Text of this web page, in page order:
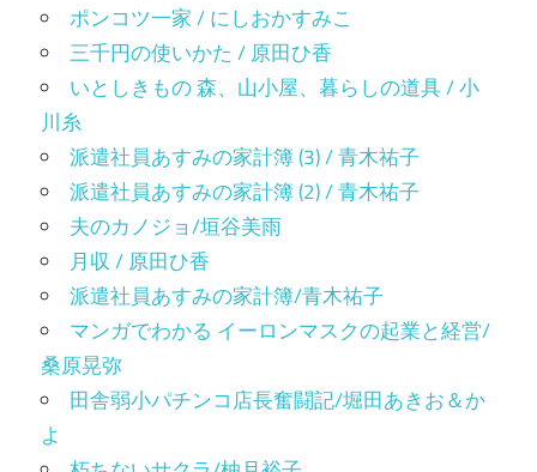
ポンコツ一家 / にしおかすみこ
三千円の使いかた / 原田ひ香
いとしきもの 森、山小屋、暮らしの道具 / 小
川糸
派遣社員あすみの家計簿 (3) / 青木祐子
派遣社員あすみの家計簿 (2) / 青木祐子
夫のカノジョ/垣谷美雨
月収 / 原田ひ香
派遣社員あすみの家計簿/青木祐子
マンガでわかる イーロンマスクの起業と経営/
桑原晃弥
田舎弱小パチンコ店長奮闘記/堀田あきお＆か
よ